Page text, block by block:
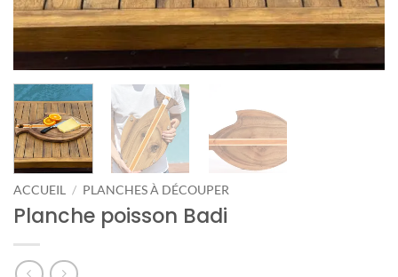
ACCUEIL / PLANCHES À DÉCOUPER
Planche poisson Badi